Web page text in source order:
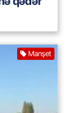
Manşet